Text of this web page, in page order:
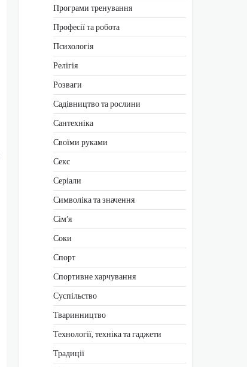
Програми тренування
Професії та робота
Психологія
Релігія
Розваги
Садівництво та рослини
Сантехніка
Своїми руками
Секс
Серіали
Символіка та значення
Сім’я
Соки
Спорт
Спортивне харчування
Суспільство
Тваринництво
Технології, техніка та гаджети
Традиції